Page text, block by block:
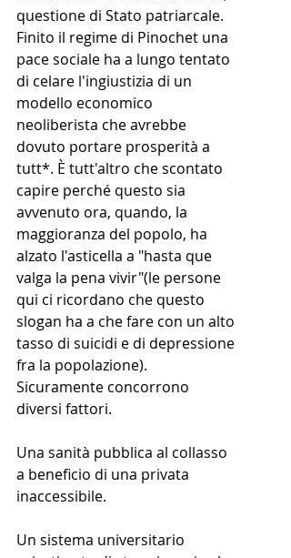
questione di Stato patriarcale.
Finito il regime di Pinochet una
pace sociale ha a lungo tentato
di celare l'ingiustizia di un
modello economico
neoliberista che avrebbe
dovuto portare prosperità a
tutt*. È tutt'altro che scontato
capire perché questo sia
avvenuto ora, quando, la
maggioranza del popolo, ha
alzato l'asticella a "hasta que
valga la pena vivir"(le persone
qui ci ricordano che questo
slogan ha a che fare con un alto
tasso di suicidi e di depressione
fra la popolazione).
Sicuramente concorrono
diversi fattori.
Una sanità pubblica al collasso
a beneficio di una privata
inaccessibile.
Un sistema universitario